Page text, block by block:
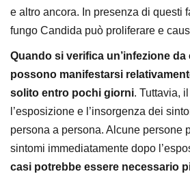
e altro ancora. In presenza di questi
fungo Candida può proliferare e
Quando si verifica un’infezione
possono manifestarsi
solito entro pochi giorni. Tuttavia,
l’esposizione e l’insorgenza dei
persona a persona. Alcune persone
sintomi immediatamente dopo
casi potrebbe essere necessario